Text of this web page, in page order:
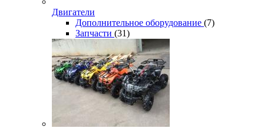
Двигатели
Дополнительное оборудование (7)
Запчасти (31)